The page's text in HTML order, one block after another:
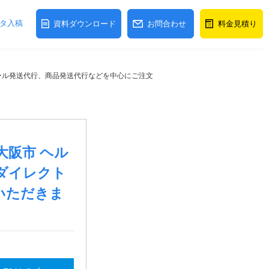
入稿 資料ダウンロード お問合わせ 料金見積り
発送代行、商品発送代行などを中心にご注文
阪市 ヘル
イレクト
ただきま